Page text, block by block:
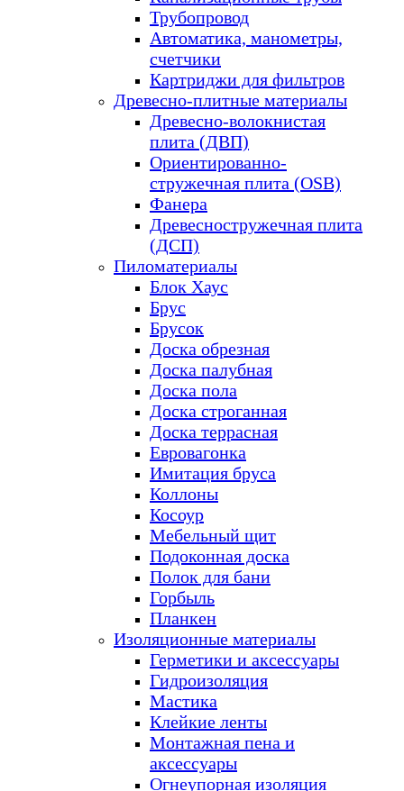
Трубопровод
Автоматика, манометры,
счетчики
Картриджи для фильтров
Древесно-плитные материалы
Древесно-волокнистая
плита (ДВП)
Ориентированно-
стружечная плита (OSB)
Фанера
Древесностружечная плита
(ДСП)
Пиломатериалы
Блок Хаус
Брус
Брусок
Доска обрезная
Доска палубная
Доска пола
Доска строганная
Доска террасная
Евровагонка
Имитация бруса
Коллоны
Косоур
Мебельный щит
Подоконная доска
Полок для бани
Горбыль
Планкен
Изоляционные материалы
Герметики и аксессуары
Гидроизоляция
Мастика
Клейкие ленты
Монтажная пена и
аксессуары
Огнеупорная изоляция